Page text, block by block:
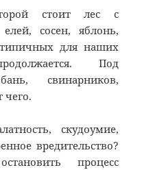
стоит лес с
сосен, яблонь,
для наших
Под
свинарников,
чего.
скудоумие,
вредительство?
процесс